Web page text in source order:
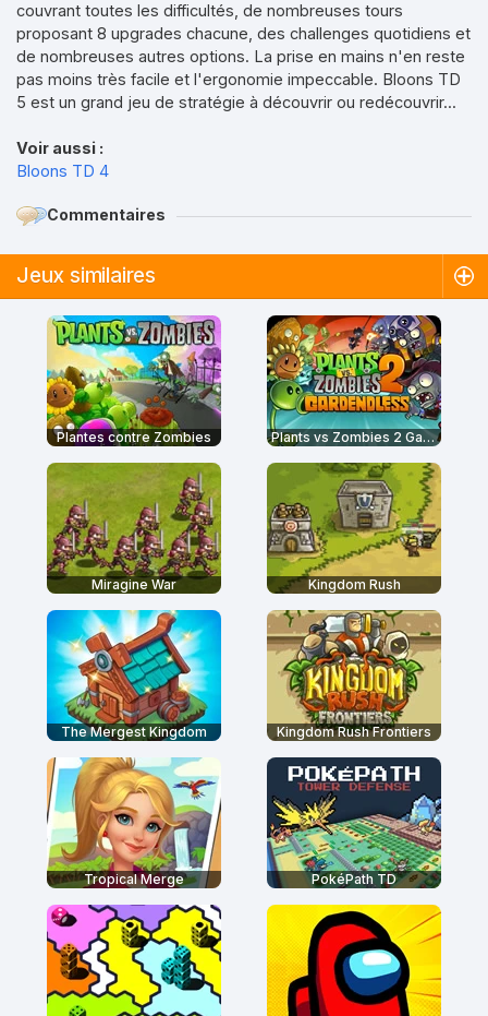
couvrant toutes les difficultés, de nombreuses tours
proposant 8 upgrades chacune, des challenges quotidiens et
de nombreuses autres options. La prise en mains n'en reste
pas moins très facile et l'ergonomie impeccable. Bloons TD
5 est un grand jeu de stratégie à découvrir ou redécouvrir...
Voir aussi :
Bloons TD 4
Commentaires
Jeux similaires
Plantes contre Zombies Plants vs Zombies 2 Gardendless
Miragine War Kingdom Rush
The Mergest Kingdom Kingdom Rush Frontiers
Tropical Merge PokéPath TD